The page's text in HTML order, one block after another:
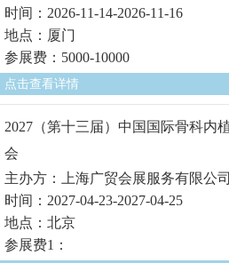
时间：2026-11-14-2026-11-16
地点：厦门
参展费：5000-10000
点击查看详情
2027（第十三届）中国国际骨科内
会
主办方：上海广贸会展服务有限公司
时间：2027-04-23-2027-04-25
地点：北京
参展费1：